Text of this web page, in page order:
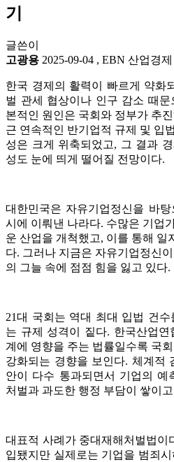
기
글쓴이
고광용 2025-09-04 , EBN 산업경제
한국 경제의 활력이 빠르게 약화
벌 관세 협상이나 인구 감소 때
본적인 원인은 국회와 정부가 추
근 연속적인 반기업적 규제 및 입
성은 크게 위축되었고, 그 결과
성도 눈에 띄게 떨어질 전망이다.
대한민국은 자유기업정신을 바
시에 이뤄낸 나라다. 수많은 기업
운 산업을 개척했고, 이를 통해 일
다. 그러나 지금은 자유기업정신
의 그늘 속에 점점 힘을 잃고 있다.
21대 국회는 역대 최대 입법 건
는 규제 성격이 짙다. 한국산업
계에 영향을 주는 법률일수록 국
강화되는 경향을 보인다. 체계적
안이 다수 통과되면서 기업의 예
처벌과 과도한 행정 부담이 쌓이
대표적 사례가 중대재해처벌법이
입됐지만 실제로는 기업을 범죄